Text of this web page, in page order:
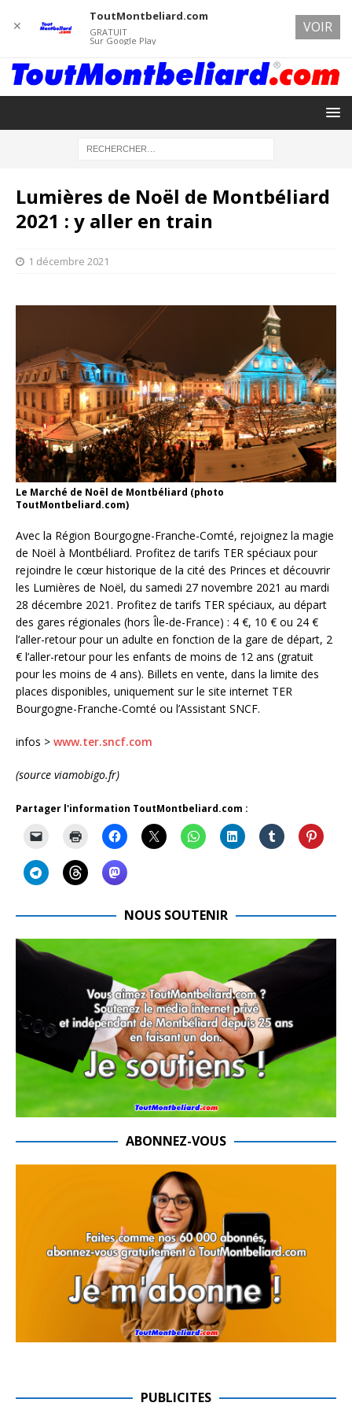
Lumières de Noël de Montbéliard
2021 : y aller en train
1 décembre 2021
Le Marché de Noël de Montbéliard (photo
ToutMontbeliard.com)
Avec la Région Bourgogne-Franche-Comté, rejoignez la magie
de Noël à Montbéliard. Profitez de tarifs TER spéciaux pour
rejoindre le cœur historique de la cité des Princes et découvrir
les Lumières de Noël, du samedi 27 novembre 2021 au mardi
28 décembre 2021. Profitez de tarifs TER spéciaux, au départ
des gares régionales (hors Île-de-France) : 4 €, 10 € ou 24 €
l’aller-retour pour un adulte en fonction de la gare de départ, 2
€ l’aller-retour pour les enfants de moins de 12 ans (gratuit
pour les moins de 4 ans). Billets en vente, dans la limite des
places disponibles, uniquement sur le site internet TER
Bourgogne-Franche-Comté ou l’Assistant SNCF.
infos > www.ter.sncf.com
(source viamobigo.fr)
Partager l'information ToutMontbeliard.com :
NOUS SOUTENIR
ABONNEZ-VOUS
PUBLICITES
✕
ToutMontbeliard.com
GRATUIT
Sur Google Play
VOIR